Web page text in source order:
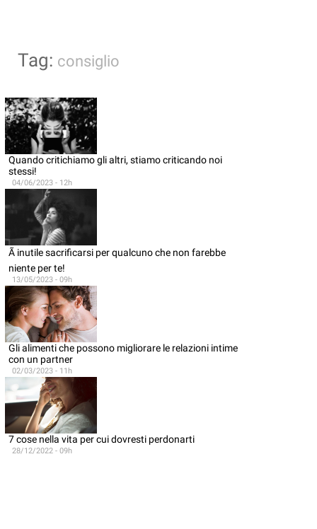
Tag: consiglio
Quando critichiamo gli altri, stiamo criticando noi
stessi!
04/06/2023 - 12h
Ã inutile sacrificarsi per qualcuno che non farebbe
niente per te!
13/05/2023 - 09h
Gli alimenti che possono migliorare le relazioni intime
con un partner
02/03/2023 - 11h
7 cose nella vita per cui dovresti perdonarti
28/12/2022 - 09h